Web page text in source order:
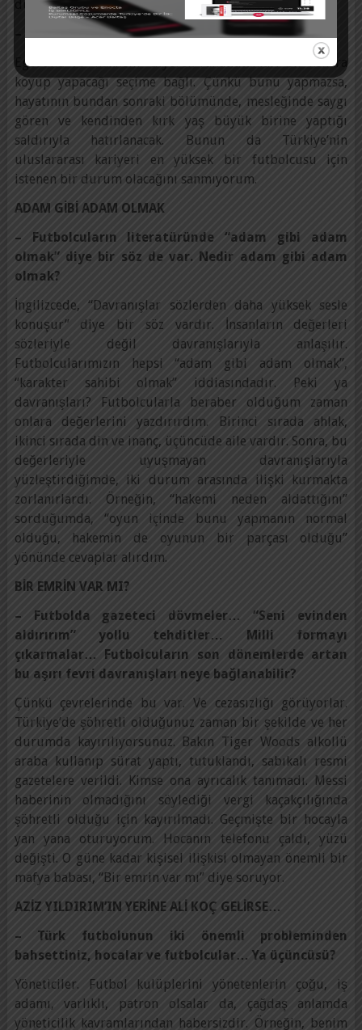
düşünmesi gerekiyor.
– Bu şansını henüz kaybetmedi mi yani?
Egosunu ve “haklısın” diyerek rahatlatanları bir kenara
koyup yapacağı seçime bağlı. Çünkü bunu yapmazsa,
hayatının bundan sonraki bölümünde, mesleğinde saygı
gören ve kendinden kırk yaş büyük birine yaptığı
saldırıyla hatırlanacak. Bunun da Türkiye’nin
uluslararası kariyeri en yüksek bir futbolcusu için
istenen bir durum olacağını sanmıyorum.
ADAM GİBİ ADAM OLMAK
– Futbolcuların literatüründe “adam gibi adam
olmak” diye bir söz de var. Nedir adam gibi adam
olmak?
İngilizcede, “Davranışlar sözlerden daha yüksek sesle
konuşur” diye bir söz vardır. İnsanların değerleri
sözleriyle değil davranışlarıyla anlaşılır.
Futbolcularımızın hepsi “adam gibi adam olmak”,
“karakter sahibi olmak” iddiasındadır. Peki ya
davranışları? Futbolcularla beraber olduğum zaman
onlara değerlerini yazdırırdım. Birinci sırada ahlak,
ikinci sırada din ve inanç, üçüncüde aile vardır. Sonra, bu
değerleriyle uyuşmayan davranışlarıyla
yüzleştirdiğimde, iki durum arasında ilişki kurmakta
zorlanırlardı. Örneğin, “hakemi neden aldattığını”
sorduğumda, “oyun içinde bunu yapmanın normal
olduğu, hakemin de oyunun bir parçası olduğu”
yönünde cevaplar alırdım.
BİR EMRİN VAR MI?
– Futbolda gazeteci dövmeler… “Seni evinden
aldırırım” yollu tehditler… Milli formayı
çıkarmalar… Futbolcuların son dönemlerde artan
bu aşırı fevri davranışları neye bağlanabilir?
Çünkü çevrelerinde bu var. Ve cezasızlığı görüyorlar.
Türkiye’de şöhretli olduğunuz zaman bir şekilde ve her
durumda kayırılıyorsunuz. Bakın Tiger Woods alkollü
araba kullanıp sürat yaptı, tutuklandı, sabıkalı resmi
gazetelere verildi. Kimse ona ayrıcalık tanımadı. Messi
haberinin olmadığını söylediği vergi kaçakçılığında
şöhretli olduğu için kayırılmadı. Geçmişte bir hocayla
yan yana oturuyorum. Hocanın telefonu çaldı, yüzü
değişti. O güne kadar kişisel ilişkisi olmayan önemli bir
mafya babası, “Bir emrin var mı” diye soruyor.
AZİZ YILDIRIM’IN YERİNE ALİ KOÇ GELİRSE…
– Türk futbolunun iki önemli probleminden
bahsettiniz, hocalar ve futbolcular… Ya üçüncüsü?
Yöneticiler. Futbol kulüplerini yönetenlerin çoğu, iş
adamı, varlıklı, patron olsalar da, çağdaş anlamda
yöneticilik kavramlarından habersizdir. Örneğin, benim